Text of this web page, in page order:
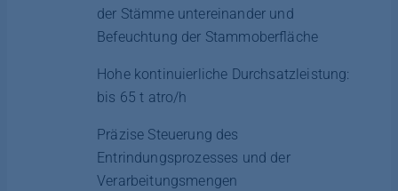
der Stämme untereinander und
Befeuchtung der Stammoberfläche
Hohe kontinuierliche Durchsatzleistung:
bis 65 t atro/h
Präzise Steuerung des
Entrindungsprozesses und der
Verarbeitungsmengen